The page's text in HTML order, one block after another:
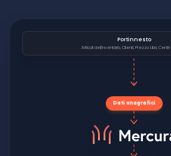
Portinnesto
Articoli dell'inventario, Clienti, Prezzo Libri, Centri
Dati anagrafici